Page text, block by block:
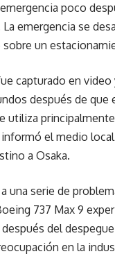
poco
emergencia se
sobre un
capturado en
después de
utiliza
el medio
a Osaka.
una serie de
737 Max 9
del
en la